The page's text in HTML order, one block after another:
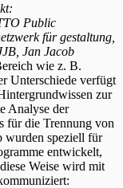
Public
für gestaltung,
Jan Jacob
wie z. B.
Unterschiede verfügt
zur
Analyse der
für die Trennung von
wurden speziell für
entwickelt,
Weise wird mit